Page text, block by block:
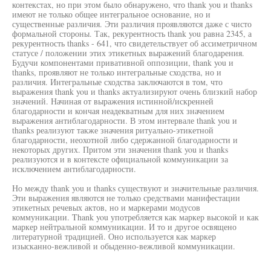
контекстах, но при этом было обнаружено, что thank you и thanks
имеют не только общее интегральное основание, но и
существенные различия. Эти различия проявляются даже с чисто
формальной стороны. Так, рекурентность thank you равна 2345, а
рекурентность thanks - 641, что свидетельствует об ассиметричном
статусе / положении этих этикетных выражений благодарения.
Будучи компонентами привативной оппозиции, thank you и
thanks, проявляют не только интегральные сходства, но и
различия. Интегральные сходства заключаются в том, что
выражения thank you и thanks актуализируют очень близкий набор
значений. Начиная от выражения истинной/искренней
благодарности и кончая неадекватным для них значением
выражения антиблагодарности. В этом интервале thank you и
thanks реализуют также значения ритуально-этикетной
благодарности, неохотной либо сдержанной благодарности и
некоторых других. Притом эти значения thank you и thanks
реализуются и в контексте официальной коммуникации за
исключением антиблагодарности.
Но между thank you и thanks существуют и значительные различия.
Эти выражения являются не только средствами манифестации
этикетных речевых актов, но и маркерами модусов
коммуникации. Thank you употребляется как маркер высокой и как
маркер нейтральной коммуникации. И то и другое освящено
литературной традицией. Оно используется как маркер
изысканно-вежливой и обыденно-вежливой коммуникации.